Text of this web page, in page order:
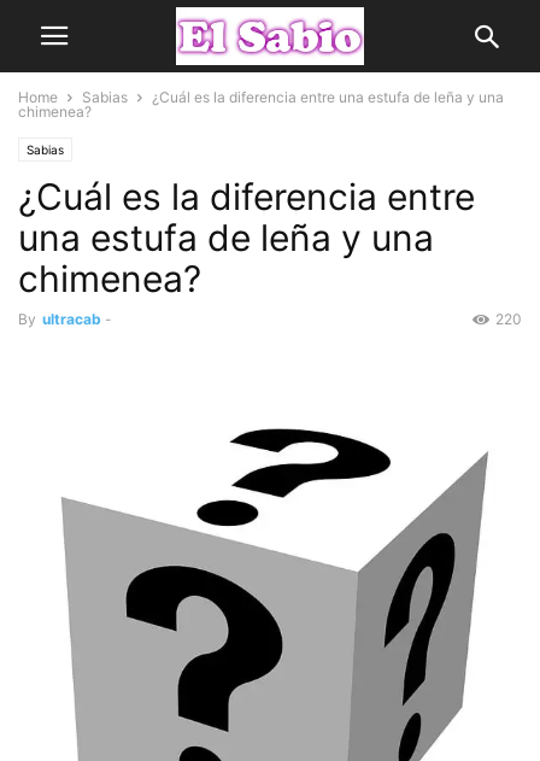
Home Sabias
¿Cuál es la diferencia entre una estufa de leña y una
chimenea?
Sabias
¿Cuál es la diferencia entre
una estufa de leña y una
chimenea?
By ultracab - 220